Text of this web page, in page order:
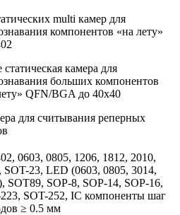
multi камер для
компонентов «на лету»
статическая камера для
больших компонентов
QFN/BGA до 40х40
для считывания реперных
0603, 0805, 1206, 1812, 2010,
SOT-23, LED (0603, 0805, 3014,
SOT89, SOP-8, SOP-14, SOP-16,
SOT-252, IC компоненты шаг
≥ 0.5 мм